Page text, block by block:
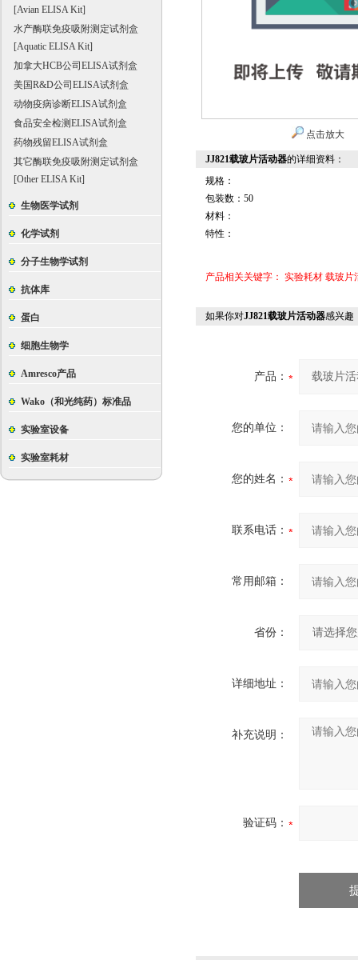
[Avian ELISA Kit]
水产酶联免疫吸附测定试剂盒
[Aquatic ELISA Kit]
加拿大HCB公司ELISA试剂盒
美国R&D公司ELISA试剂盒
动物疫病诊断ELISA试剂盒
食品安全检测ELISA试剂盒
药物残留ELISA试剂盒
其它酶联免疫吸附测定试剂盒
[Other ELISA Kit]
生物医学试剂
化学试剂
分子生物学试剂
抗体库
蛋白
细胞生物学
Amresco产品
Wako（和光纯药）标准品
实验室设备
实验室耗材
点击放大
JJ821载玻片活动器的详细资料：
规格：
包装数：50
材料：
特性：
产品相关关键字： 实验耗材 载玻片
如果你对JJ821载玻片活动器感兴趣
产品：
您的单位：
您的姓名：
联系电话：
常用邮箱：
省份：
详细地址：
补充说明：
验证码：